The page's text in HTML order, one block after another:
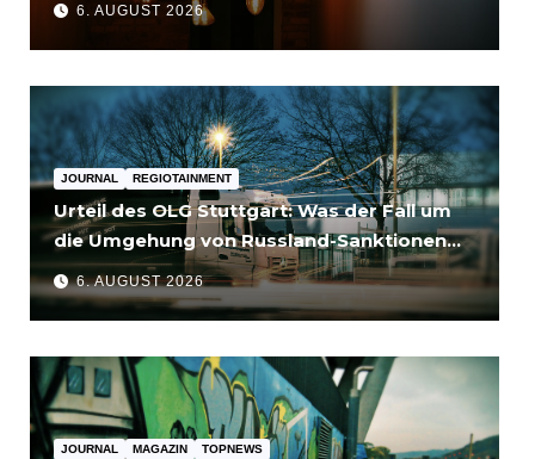
6. AUGUST 2026
JOURNAL REGIOTAINMENT
Urteil des OLG Stuttgart: Was der Fall um
die Umgehung von Russland-Sanktionen
für Unternehmen bedeutet
6. AUGUST 2026
JOURNAL MAGAZIN TOPNEWS